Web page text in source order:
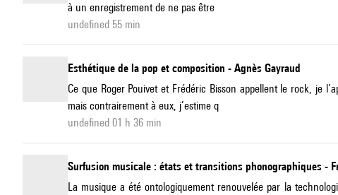
à un enregistrement de ne pas être
undefined 55 min
Esthétique de la pop et composition - Agnès Gayraud
Ce que Roger Pouivet et Frédéric Bisson appellent le rock, je
mais contrairement à eux, j’estime q
undefined 01 h 36 min
Surfusion musicale : états et transitions phonographiques -
La musique a été ontologiquement renouvelée par la